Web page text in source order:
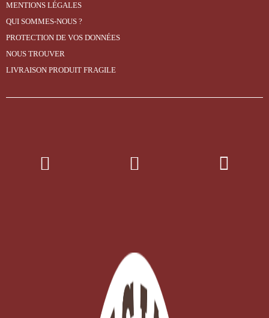
MENTIONS LÉGALES
QUI SOMMES-NOUS ?
PROTECTION DE VOS DONNÉES
NOUS TROUVER
LIVRAISON PRODUIT FRAGILE